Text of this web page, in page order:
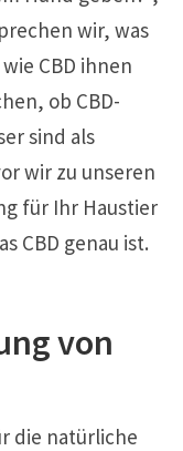
wir, was
CBD ihnen
ob CBD-
sind als
wir zu unseren
für Ihr Haustier
CBD genau ist.
von
die natürliche